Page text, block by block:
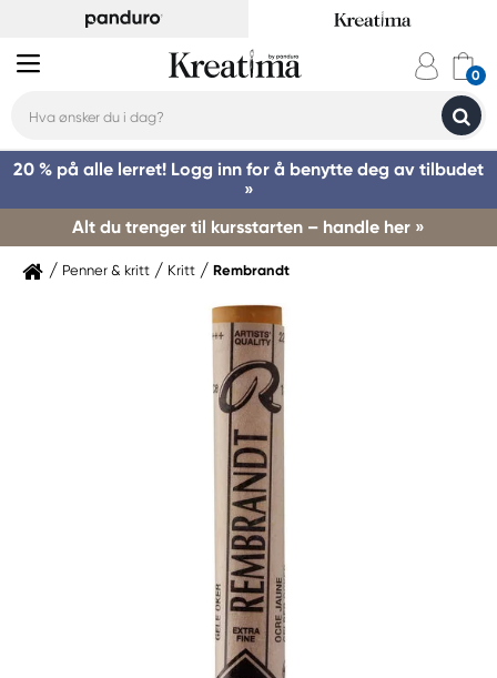
20 % på alle lerret! Logg inn for å benytte deg av tilbudet
»
Alt du trenger til kursstarten – handle her »
Penner & kritt Kritt Rembrandt